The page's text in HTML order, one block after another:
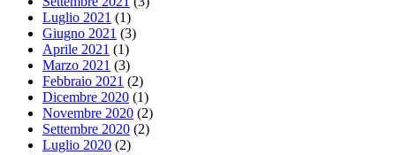
Luglio 2021 (1)
Giugno 2021 (3)
Aprile 2021 (1)
Marzo 2021 (3)
Febbraio 2021 (2)
Dicembre 2020 (1)
Novembre 2020 (2)
Settembre 2020 (2)
Luglio 2020 (2)